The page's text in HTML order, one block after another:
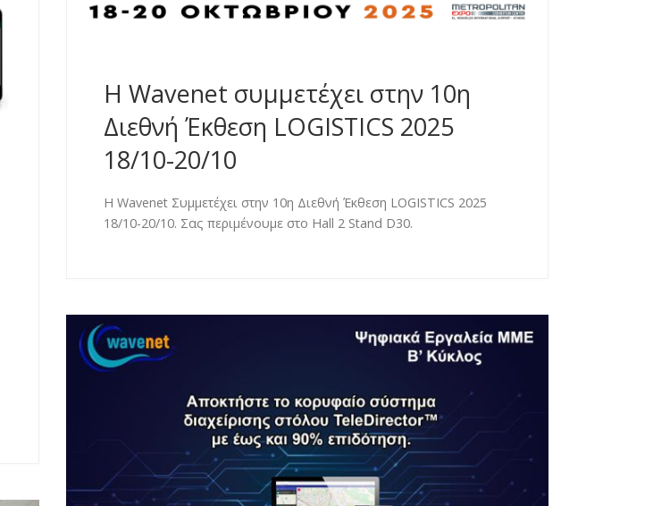
H Wavenet συμμετέχει στην 10η
Διεθνή Έκθεση LOGISTICS 2025
18/10-20/10
H Wavenet Συμμετέχει στην 10η Διεθνή Έκθεση LOGISTICS 2025
18/10-20/10. Σας περιμένουμε στο Hall 2 Stand D30.